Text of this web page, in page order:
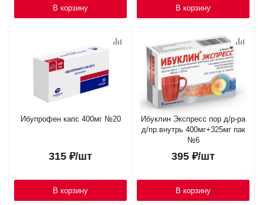
В корзину В корзину
Ибупрофен капс 400мг №20
315 ₽/шт
В корзину
Ибуклин Экспресс пор д/р-ра
д/пр.внутрь 400мг+325мг пак
№6
395 ₽/шт
В корзину